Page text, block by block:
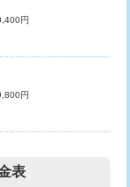
円
円
表